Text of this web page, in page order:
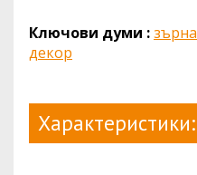
Ключови думи :зърна
декор
Характеристики: